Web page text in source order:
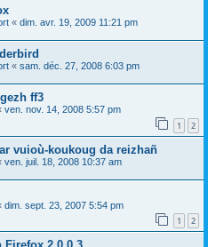
« dim. avr. 19, 2009 11:21 pm
« sam. déc. 27, 2008 6:03 pm
ff3
ven. nov. 14, 2008 5:57 pm
1 2
vuioù-koukoug da reizhañ
ven. juil. 18, 2008 10:37 am
dim. sept. 23, 2007 5:54 pm
1 2